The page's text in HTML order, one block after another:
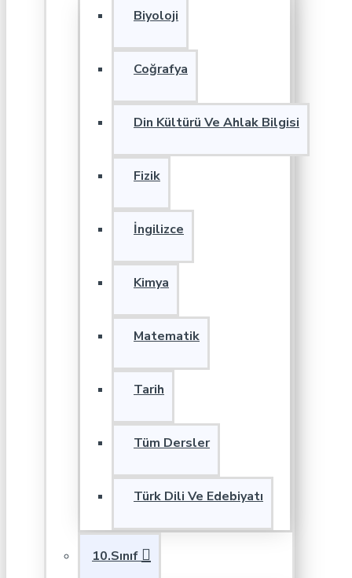
Biyoloji
Coğrafya
Din Kültürü Ve Ahlak Bilgisi
Fizik
İngilizce
Kimya
Matematik
Tarih
Tüm Dersler
Türk Dili Ve Edebiyatı
10.Sınıf